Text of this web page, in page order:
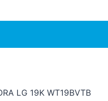
LG 19K WT19BVTB